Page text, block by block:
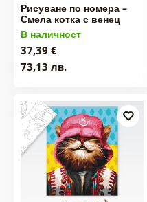
Рисуване по номера –
Смела котка с венец
В наличност
37,39 €
73,13 лв.